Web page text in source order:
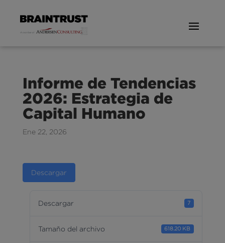
Informe de Tendencias
2026: Estrategia de
Capital Humano
Ene 22, 2026
Descargar
Descargar 7
Tamaño del archivo 618.20 KB